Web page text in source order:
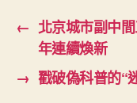
← 北京城市副中
年連續煥新
→ 戳破偽科普的“